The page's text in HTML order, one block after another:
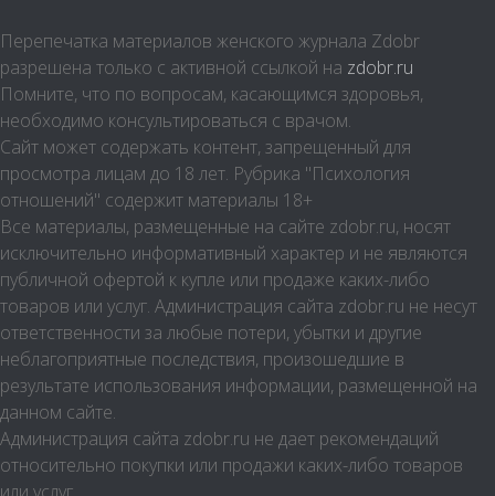
Материнство
Дом и уют
Дом и дача
Интерьер
Бытовые и электроприборы
Домашние животные
Психология
Отдых
Кулинария
Карьера
Перепечатка материалов женского журнала Zdobr
разрешена только с активной ссылкой на zdobr.ru
Помните, что по вопросам, касающимся здоровья,
необходимо консультироваться с врачом.
Сайт может содержать контент, запрещенный для
просмотра лицам до 18 лет. Рубрика "Психология
отношений" содержит материалы 18+
Все материалы, размещенные на сайте zdobr.ru, носят
исключительно информативный характер и не являются
публичной офертой к купле или продаже каких-либо
товаров или услуг. Администрация сайта zdobr.ru не несут
ответственности за любые потери, убытки и другие
неблагоприятные последствия, произошедшие в
результате использования информации, размещенной на
данном сайте.
Администрация сайта zdobr.ru не дает рекомендаций
относительно покупки или продажи каких-либо товаров